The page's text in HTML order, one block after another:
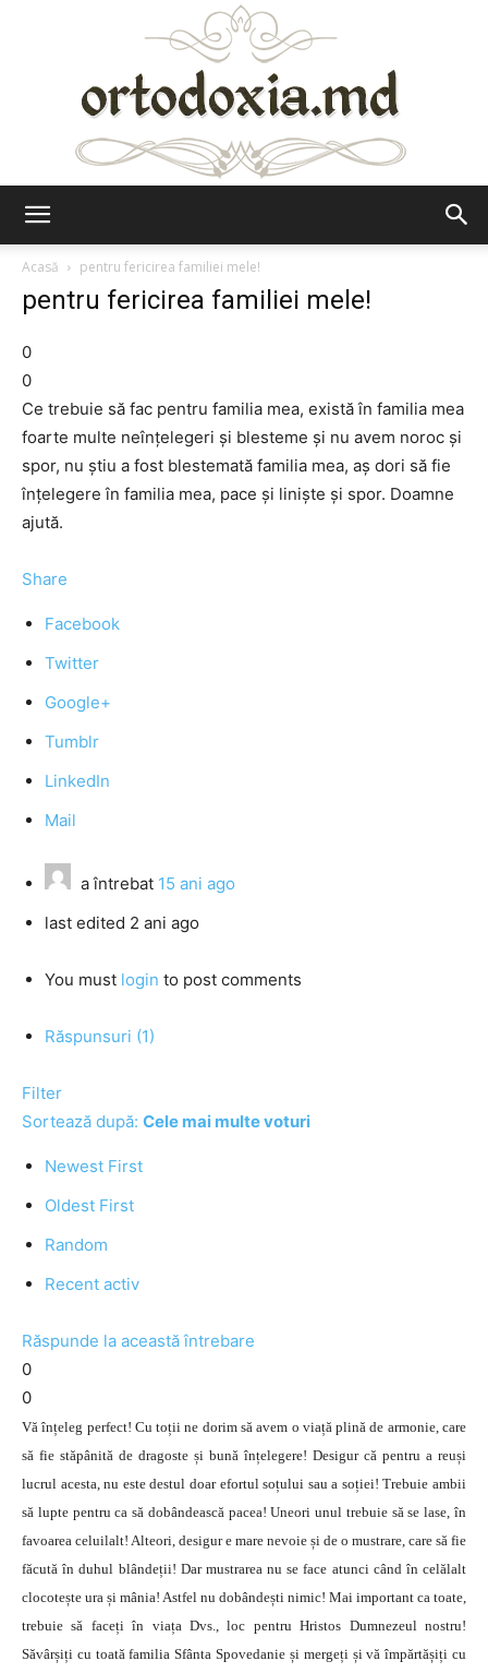
Acasă
pentru fericirea familiei mele!
pentru fericirea familiei mele!
0
0
Ce trebuie să fac pentru familia mea, există în familia mea
foarte multe neînțelegeri și blesteme și nu avem noroc și
spor, nu știu a fost blestemată familia mea, aș dori să fie
înțelegere în familia mea, pace și liniște și spor. Doamne
ajută.
Share
Facebook
Twitter
Google+
Tumblr
LinkedIn
Mail
a întrebat 15 ani ago
last edited 2 ani ago
You must login to post comments
Răspunsuri (1)
Filter
Sortează după: Cele mai multe voturi
Newest First
Oldest First
Random
Recent activ
Răspunde la această întrebare
0
0
Vă înțeleg perfect! Cu toții ne dorim să avem o viață plină de armonie, care
să fie stăpânită de dragoste și bună înțelegere! Desigur că pentru a reuși
lucrul acesta, nu este destul doar efortul soțului sau a soției! Trebuie ambii
să lupte pentru ca să dobândească pacea! Uneori unul trebuie să se lase, în
favoarea celuilalt! Alteori, desigur e mare nevoie și de o mustrare, care să fie
făcută în duhul blândeții! Dar mustrarea nu se face atunci când în celălalt
clocotește ura și mânia! Astfel nu dobândești nimic! Mai important ca toate,
trebuie să faceți în viața Dvs., loc pentru Hristos Dumnezeul nostru!
Săvârșiți cu toată familia Sfânta Spovedanie și mergeți și vă împărtășiți cu